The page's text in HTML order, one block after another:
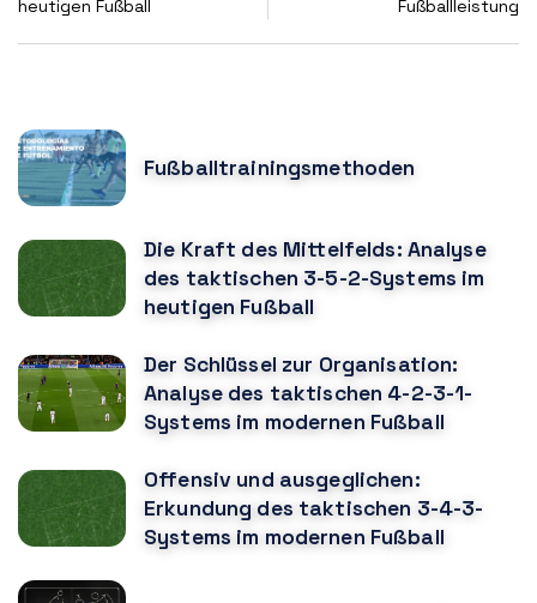
heutigen Fußball Fußballleistung
Fußballtrainingsmethoden
Die Kraft des Mittelfelds: Analyse
des taktischen 3-5-2-Systems im
heutigen Fußball
Der Schlüssel zur Organisation:
Analyse des taktischen 4-2-3-1-
Systems im modernen Fußball
Offensiv und ausgeglichen:
Erkundung des taktischen 3-4-3-
Systems im modernen Fußball